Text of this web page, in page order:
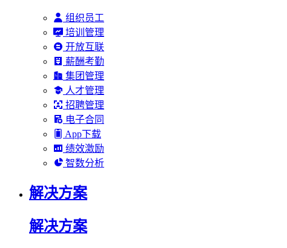
组织员工
培训管理
开放互联
薪酬考勤
集团管理
人才管理
招聘管理
电子合同
App下载
绩效激励
智数分析
解决方案
解决方案